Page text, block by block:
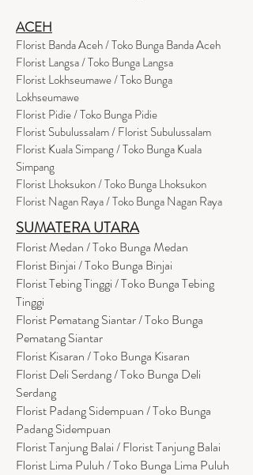
ACEH
Florist Banda Aceh / Toko Bunga Banda Aceh
Florist Langsa / Toko Bunga Langsa
Florist Lokhseumawe / Toko Bunga
Lokhseumawe
Florist Pidie / Toko Bunga Pidie
Florist Subulussalam / Florist Subulussalam
Florist Kuala Simpang / Toko Bunga Kuala
Simpang
Florist Lhoksukon / Toko Bunga Lhoksukon
Florist Nagan Raya / Toko Bunga Nagan Raya
SUMATERA UTARA
Florist Medan / Toko Bunga Medan
Florist Binjai / Toko Bunga Binjai
Florist Tebing Tinggi / Toko Bunga Tebing
Tinggi
Florist Pematang Siantar / Toko Bunga
Pematang Siantar
Florist Kisaran / Toko Bunga Kisaran
Florist Deli Serdang / Toko Bunga Deli
Serdang
Florist Padang Sidempuan / Toko Bunga
Padang Sidempuan
Florist Tanjung Balai / Florist Tanjung Balai
Florist Lima Puluh / Toko Bunga Lima Puluh